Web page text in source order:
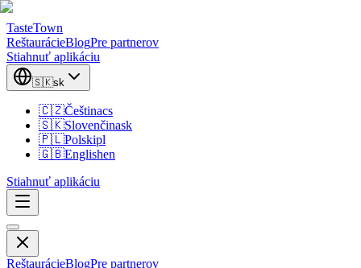
TasteTown
ReštaurácieBlogPre partnerov
Stiahnuť aplikáciu
🇸🇰sk
🇨🇿Češtinacs
🇸🇰Slovenčinask
🇵🇱Polskipl
🇬🇧Englishen
Stiahnuť aplikáciu
ReštaurácieBlogPre partnerov